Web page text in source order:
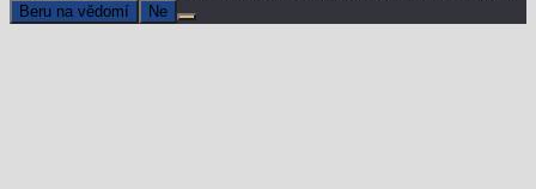
Beru na vědomí Ne